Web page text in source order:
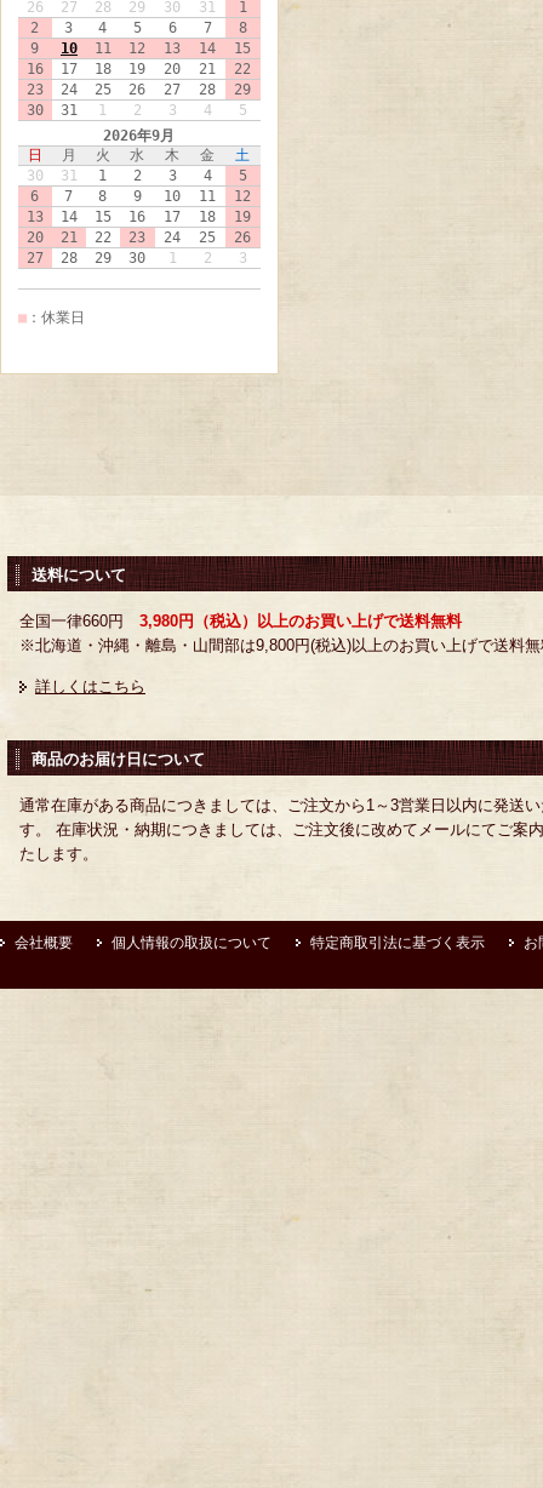
送料について
全国一律660円 3,980円（税込）以上のお買い上げで送料無料
※北海道・沖縄・離島・山間部は9,800円(税込)以上のお買い上げで送料
詳しくはこちら
商品のお届け日について
通常在庫がある商品につきましては、ご注文から1～3営業日以内に発送
す。 在庫状況・納期につきましては、ご注文後に改めてメールにてご案
たします。
会社概要 個人情報の取扱について 特定商取引法に基づく表示 お